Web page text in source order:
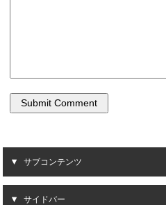
サブコンテンツ
サイドバー